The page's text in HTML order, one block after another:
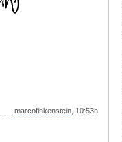
marcofinkenstein , 10:53h